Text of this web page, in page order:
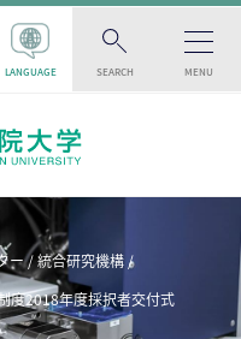
LANGUAGE SEARCH MENU
ー
統合研究機構
度2018年度採択者交付式